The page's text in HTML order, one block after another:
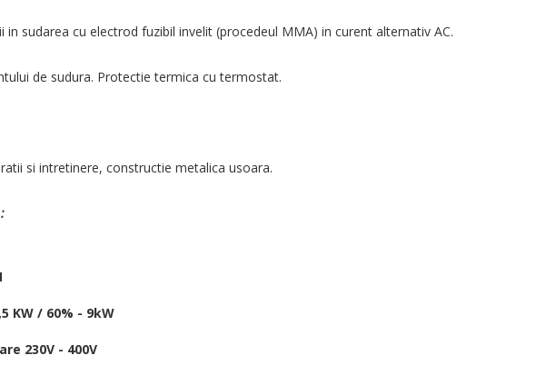
in sudarea cu electrod fuzibil invelit (procedeul MMA) in curent alternativ AC.
de sudura. Protectie termica cu termostat.
si intretinere, constructie metalica usoara.
KW / 60% - 9kW
230V - 400V